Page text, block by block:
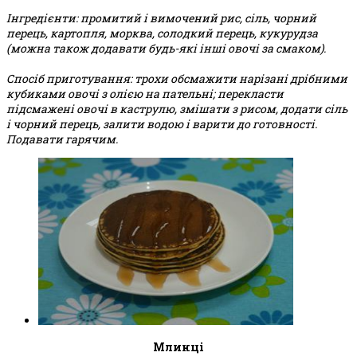
Інгредієнти: промитий і вимочений рис, сіль, чорний
перець, картопля, морква, солодкий перець, кукурудза
(можна також додавати будь-які інші овочі за смаком).
Спосіб приготування: трохи обсмажити нарізані дрібними
кубиками овочі з олією на пательні; перекласти
підсмажені овочі в каструлю, змішати з рисом, додати сіль
і чорний перець, залити водою і варити до готовності.
Подавати гарячим.
Млинці